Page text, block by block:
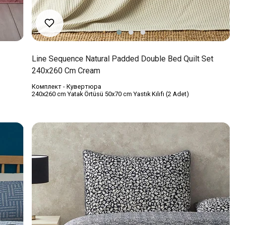
Line Sequence Natural Padded Double Bed Quilt Set
240x260 Cm Cream
Комплект - Кувертюра
240x260 cm Yatak Örtüsü 50x70 cm Yastık Kılıfı (2 Adet)